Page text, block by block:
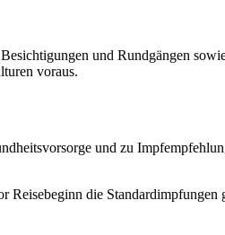
und Rundgängen
voraus.
und zu
Reisebeginn die Standardimpfungen